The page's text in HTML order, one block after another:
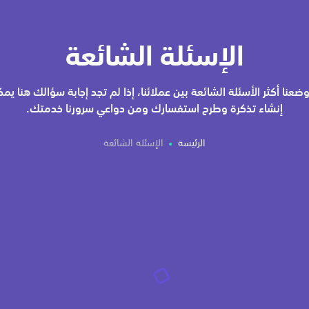
الإسئلة الشائعة
أكثر الأسئلة الشائعة بين عملائنا، إذا لم تجد إجابة سؤالك هنا
إنشاء تذكرة وطرح استفسارك ومن دواعي سرورنا خدمتك.
الرئيسة الإسئلة الشائعة